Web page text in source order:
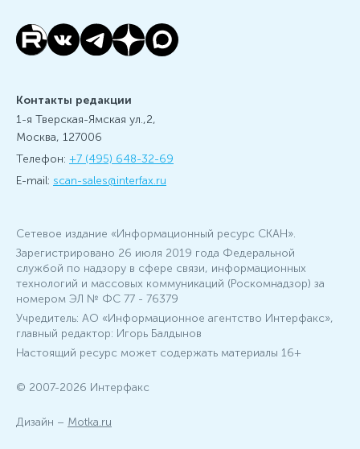
Сетевое издание «Информационный ресурс СКАН».
Зарегистрировано 26 июля 2019 года Федеральной
службой по надзору в сфере связи, информационных
технологий и массовых коммуникаций (Роскомнадзор) за
номером ЭЛ № ФС 77 - 76379
Учредитель: АО «Информационное агентство Интерфакс»,
главный редактор: Игорь Балдынов
Настоящий ресурс может содержать материалы 16+
© 2007-2026 Интерфакс
Дизайн – Motka.ru
Контакты редакции
1-я Тверская-Ямская ул.,2,
Москва, 127006
Телефон: +7 (495) 648-32-69
E-mail: scan-sales@interfax.ru